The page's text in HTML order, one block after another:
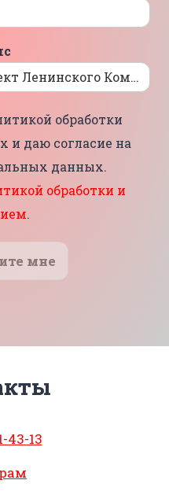
обработки
и даю согласие на
данных.
обработки и
.
мне
43-13